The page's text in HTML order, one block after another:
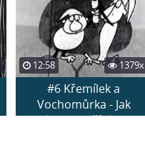
12:58 1379x
#6 Křemílek a
Vochomůrka - Jak
dostali račí skl...